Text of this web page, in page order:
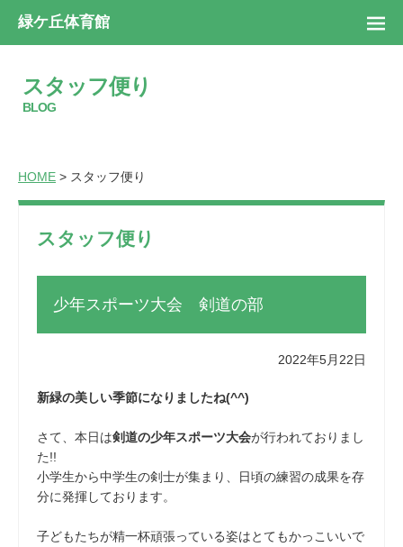
緑ケ丘体育館
スタッフ便り
BLOG
HOME > スタッフ便り
スタッフ便り
少年スポーツ大会 剣道の部
2022年5月22日
新緑の美しい季節になりましたね(^^)
さて、本日は剣道の少年スポーツ大会が行われておりまし
た!!
小学生から中学生の剣士が集まり、日頃の練習の成果を存
分に発揮しております。
子どもたちが精一杯頑張っている姿はとてもかっこいいで